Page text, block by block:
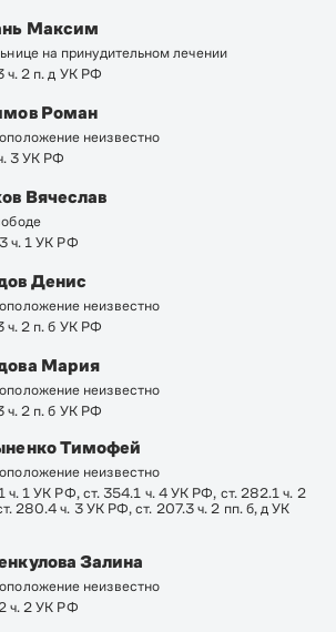
Максим
на принудительном лечении
ч. 2 п. д УК РФ
Роман
неизвестно
3 УК РФ
Вячеслав
ч. 1 УК РФ
Денис
неизвестно
ч. 2 п. б УК РФ
Мария
неизвестно
ч. 2 п. б УК РФ
Тимофей
неизвестно
ч. 1 УК РФ, ст. 354.1 ч. 4 УК РФ, ст. 282.1 ч. 2
280.4 ч. 3 УК РФ, ст. 207.3 ч. 2 пп. б, д УК
Залина
неизвестно
ч. 2 УК РФ